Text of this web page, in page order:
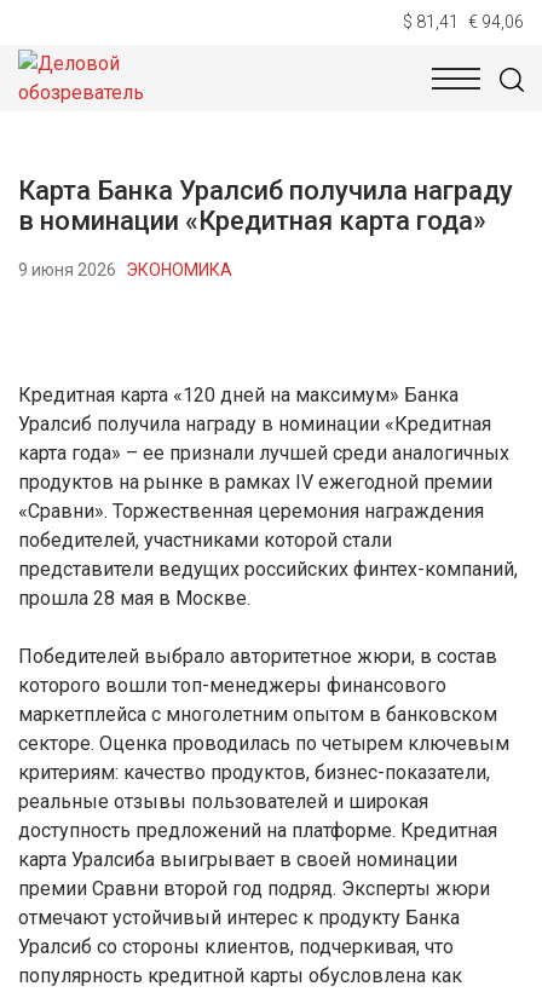
$ 81,41 € 94,06
НОВОСТИ
Карта Банка Уралсиб получила награду
в номинации «Кредитная карта года»
9 июня 2026 ЭКОНОМИКА
Кредитная карта «120 дней на максимум» Банка
Уралсиб получила награду в номинации «Кредитная
карта года» – ее признали лучшей среди аналогичных
продуктов на рынке в рамках IV ежегодной премии
«Сравни». Торжественная церемония награждения
победителей, участниками которой стали
представители ведущих российских финтех-компаний,
прошла 28 мая в Москве.
Победителей выбрало авторитетное жюри, в состав
которого вошли топ-менеджеры финансового
маркетплейса с многолетним опытом в банковском
секторе. Оценка проводилась по четырем ключевым
критериям: качество продуктов, бизнес-показатели,
реальные отзывы пользователей и широкая
доступность предложений на платформе. Кредитная
карта Уралсиба выигрывает в своей номинации
премии Сравни второй год подряд. Эксперты жюри
отмечают устойчивый интерес к продукту Банка
Уралсиб со стороны клиентов, подчеркивая, что
популярность кредитной карты обусловлена как